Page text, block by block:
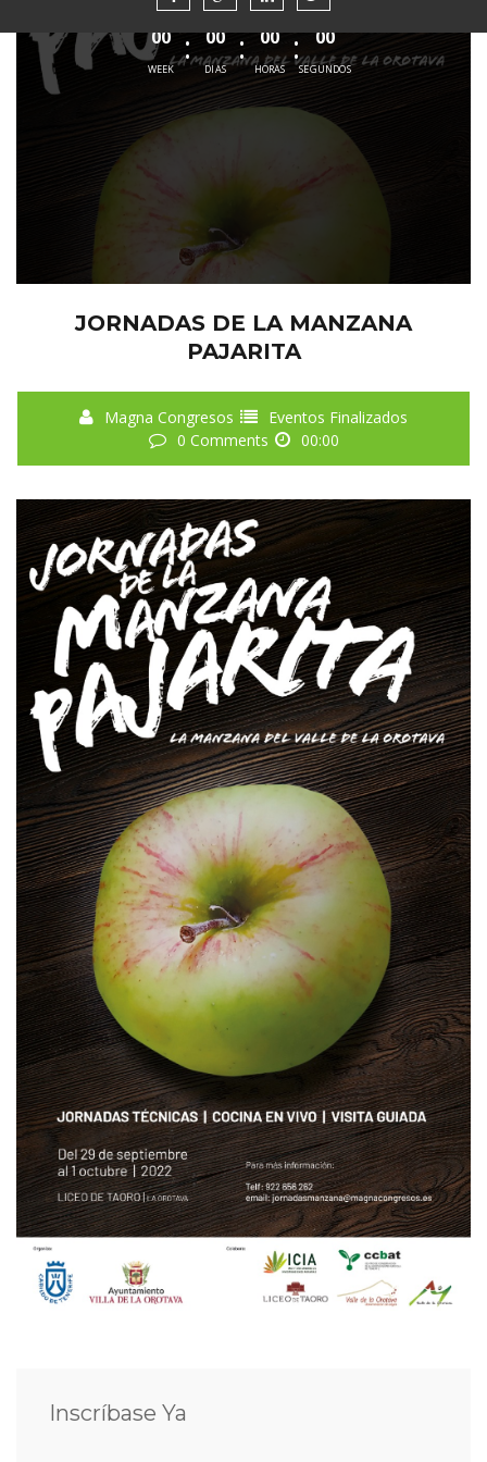
00
WEEK
00
DIAS
00
HORAS
00
SEGUNDOS
JORNADAS DE LA MANZANA
PAJARITA
Magna Congresos
Eventos Finalizados
0 Comments
00:00
Inscríbase Ya